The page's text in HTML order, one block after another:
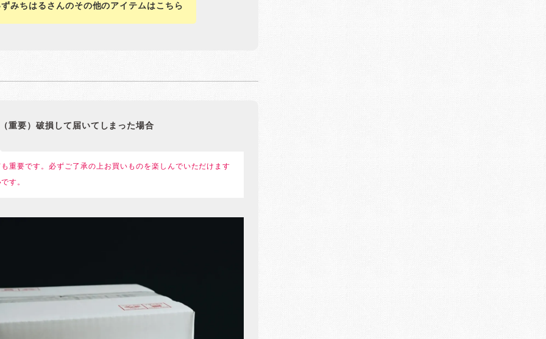
みちはるさんのその他のアイテムはこちら
重要）破損して届いてしまった場合
重要です。必ずご了承の上お買いものを楽しんでいただけます
す。